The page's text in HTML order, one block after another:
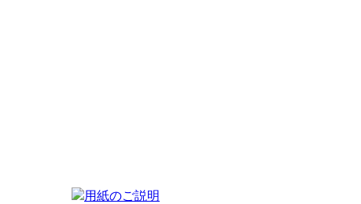
用紙のご説明